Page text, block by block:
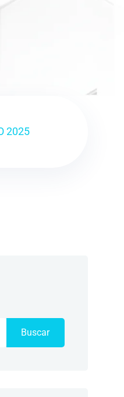
2025
Buscar